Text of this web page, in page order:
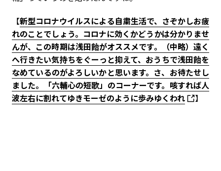
【新型コロナウイルスによる自粛生活で、さぞかしお疲
れのことでしょう。コロナに効くかどうかは分かりませ
んが、この時期は浅田飴がオススメです。（中略）遠く
へ行きたい気持ちをぐーっと抑えて、おうちで浅田飴を
なめているのがよろしいかと思います。さ、お待たせし
ました。「六輔心の短歌」のコーナーです。咳すれば人
波左右に割れてゆきモーゼのように歩みゆくわれ
】